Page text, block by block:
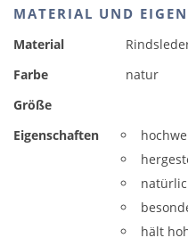
MATERIAL UND
Material
Farbe
natur
Größe
Eigenschaften
hält